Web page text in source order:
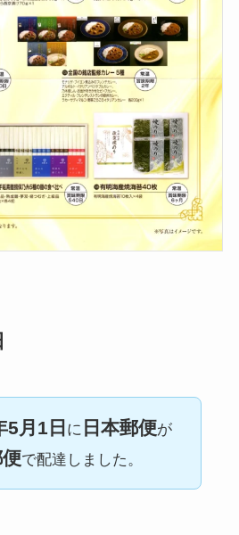
5月1日 に 日本郵便が
で配達しました。